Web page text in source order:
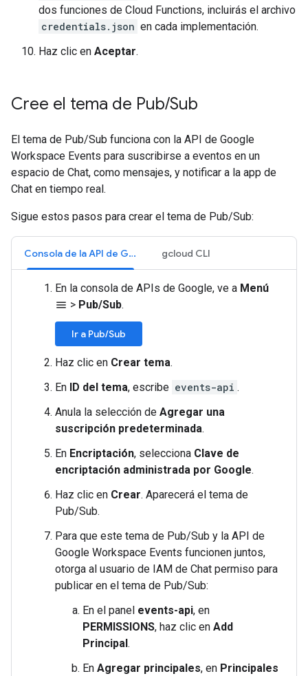
dos funciones de Cloud Functions, incluirás el archivo
credentials.json en cada implementación.
Haz clic en Aceptar.
Cree el tema de Pub/Sub
El tema de Pub/Sub funciona con la API de Google
Workspace Events para suscribirse a eventos en un
espacio de Chat, como mensajes, y notificar a la app de
Chat en tiempo real.
Sigue estos pasos para crear el tema de Pub/Sub:
Consola de la API de Google gcloud CLI
En la consola de APIs de Google, ve a Menú
menu > Pub/Sub.
Ir a Pub/Sub
Haz clic en Crear tema.
En ID del tema, escribe events-api .
Anula la selección de Agregar una
suscripción predeterminada.
En Encriptación, selecciona Clave de
encriptación administrada por Google.
Haz clic en Crear. Aparecerá el tema de
Pub/Sub.
Para que este tema de Pub/Sub y la API de
Google Workspace Events funcionen juntos,
otorga al usuario de IAM de Chat permiso para
publicar en el tema de Pub/Sub:
En el panel events-api, en
PERMISSIONS, haz clic en Add
Principal .
En Agregar principales, en Principales